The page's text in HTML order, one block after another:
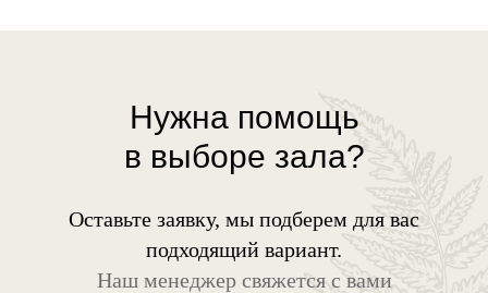
Нужна помощь
в выборе зала?
Оставьте заявку, мы подберем для вас
подходящий вариант.
Наш менеджер свяжется с вами